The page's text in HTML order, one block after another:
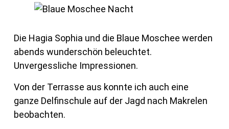
Die Hagia Sophia und die Blaue Moschee werden
abends wunderschön beleuchtet.
Unvergessliche Impressionen.
Von der Terrasse aus konnte ich auch eine
ganze Delfinschule auf der Jagd nach Makrelen
beobachten.